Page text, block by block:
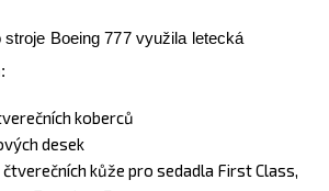
Boeing 777 využila letecká
koberců
desek
kůže pro sedadla First Class,